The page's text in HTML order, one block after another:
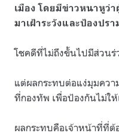
เมือง โดยมีข่าวหนาหูว่
มาเฝ้าระวังและป้องปร
โชคดีที่ไม่ถึงขั้นไปมีส่วนร่
แต่ผลกระทบต่อแง่มุมควา
ที่กองทัพ เพื่อป้องกันไม่ให้
ผลกระทบคือเจ้าหน้าที่ที่